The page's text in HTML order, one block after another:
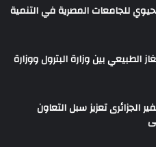
للجامعات المصرية في التنمية
بين وزارة البترول ووزارة
الجزائرى تعزيز سبل التعاون